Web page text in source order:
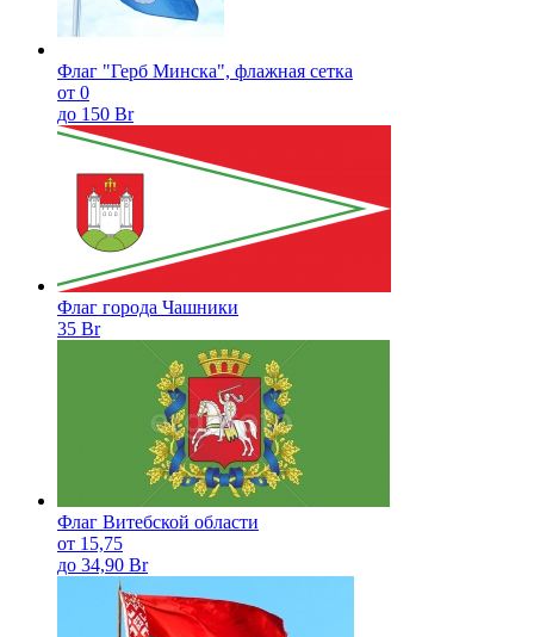
Флаг "Герб Минска", флажная сетка
от 0
до 150 Br
Флаг города Чашники
35 Br
Флаг Витебской области
от 15,75
до 34,90 Br